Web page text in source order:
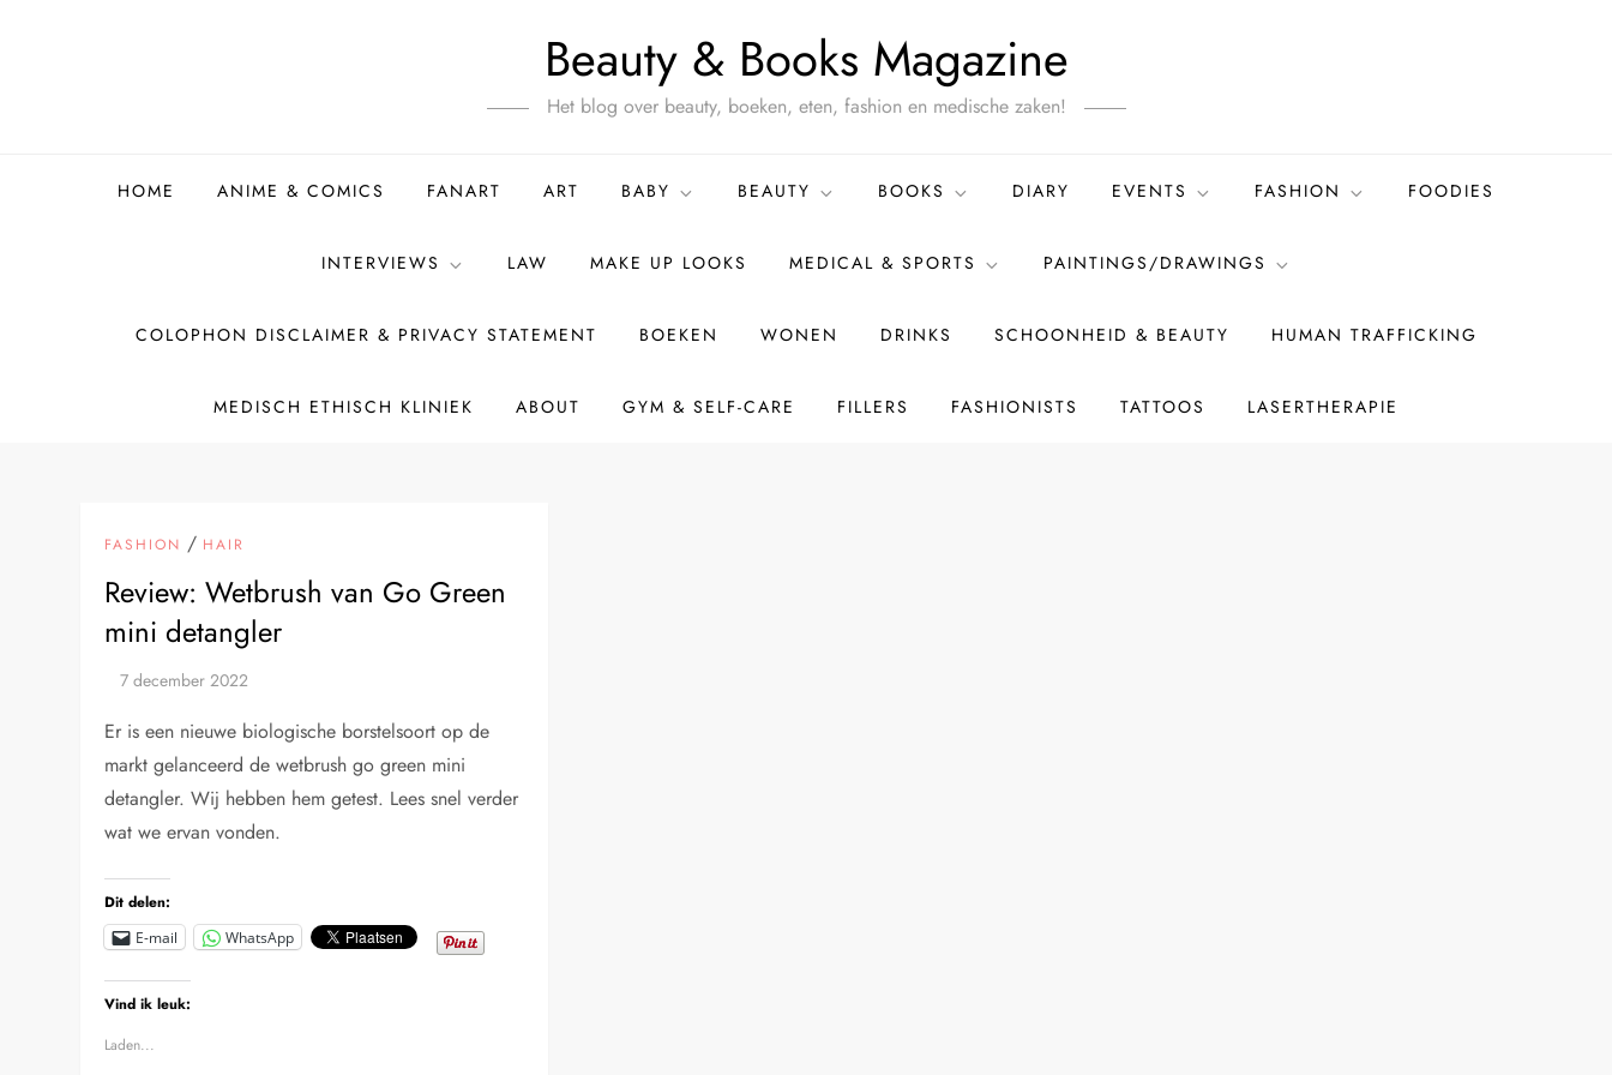
Beauty & Books Magazine
Het blog over beauty, boeken, eten, fashion en medische zaken!
HOME ANIME & COMICS FANART ART BABY BEAUTY BOOKS DIARY EVENTS FASHION FOODIES
INTERVIEWS LAW MAKE UP LOOKS MEDICAL & SPORTS PAINTINGS/DRAWINGS
COLOPHON DISCLAIMER & PRIVACY STATEMENT BOEKEN WONEN DRINKS SCHOONHEID & BEAUTY HUMAN TRAFFICKING
MEDISCH ETHISCH KLINIEK ABOUT GYM & SELF-CARE FILLERS FASHIONISTS TATTOOS LASERTHERAPIE
FASHION / HAIR
Review: Wetbrush van Go Green
mini detangler
Er is een nieuwe biologische borstelsoort op de
markt gelanceerd de wetbrush go green mini
detangler. Wij hebben hem getest. Lees snel verder
wat we ervan vonden.
Dit delen:
E-mail WhatsApp
Vind ik leuk:
Laden...